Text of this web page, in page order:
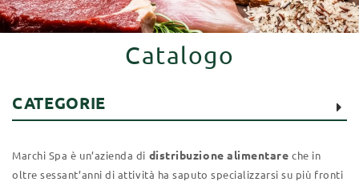
Catalogo
CATEGORIE
Marchi Spa è un’azienda di distribuzione alimentare che in
oltre sessant’anni di attività ha saputo specializzarsi su più fronti